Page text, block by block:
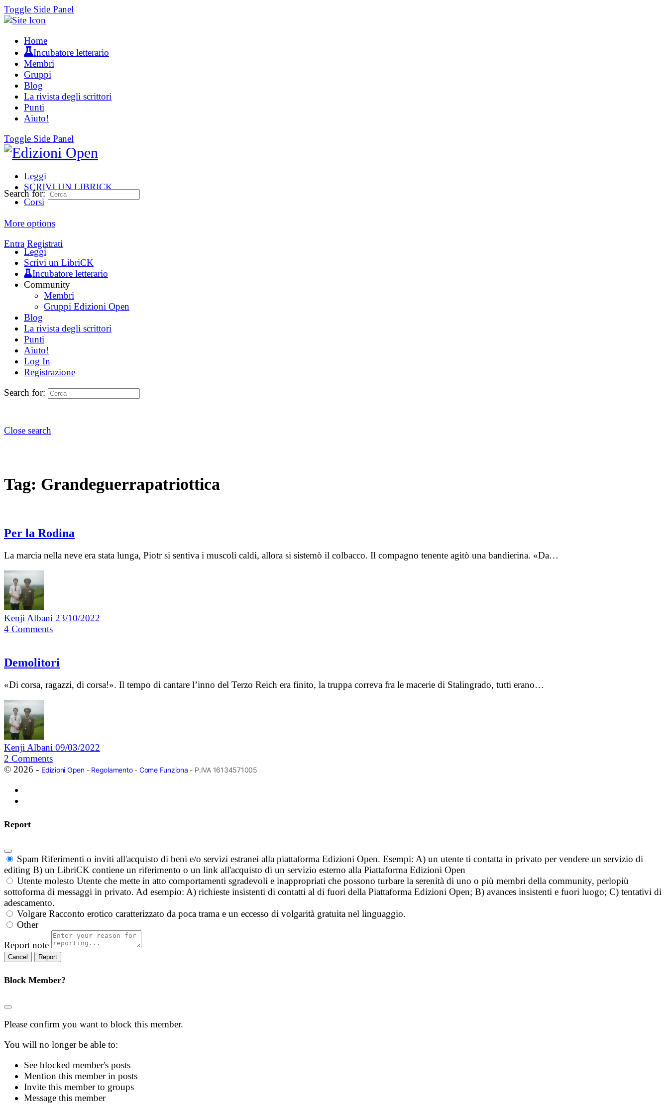
Toggle Side Panel
Home
Incubatore letterario
Membri
Gruppi
Blog
La rivista degli scrittori
Punti
Aiuto!
Toggle Side Panel
Leggi
SCRIVI UN LIBRICK
Corsi
More options
Entra Registrati
Search for:
Leggi
Scrivi un LibriCK
Incubatore letterario
Community
Membri
Gruppi Edizioni Open
Blog
La rivista degli scrittori
Punti
Aiuto!
Log In
Registrazione
Search for:
Close search
Tag: Grandeguerrapatriottica
Per la Rodina
La marcia nella neve era stata lunga, Piotr si sentiva i muscoli caldi, allora si sistemò il colbacco. Il compagno tenente agitò una bandierina. «Da…
Kenji Albani 23/10/2022
4 Comments
Demolitori
«Di corsa, ragazzi, di corsa!». Il tempo di cantare l’inno del Terzo Reich era finito, la truppa correva fra le macerie di Stalingrado, tutti erano…
Kenji Albani 09/03/2022
2 Comments
© 2026 - Edizioni Open- Regolamento- Come Funziona - P.IVA 16134571005
Report
Spam Riferimenti o inviti all'acquisto di beni e/o servizi estranei alla piattaforma Edizioni Open. Esempi: A) un utente ti contatta in privato per vendere un servizio di
editing B) un LibriCK contiene un riferimento o un link all'acquisto di un servizio esterno alla Piattaforma Edizioni Open
Utente molesto Utente che mette in atto comportamenti sgradevoli e inappropriati che possono turbare la serenità di uno o più membri della community, perlopiù
sottoforma di messaggi in privato. Ad esempio: A) richieste insistenti di contatti al di fuori della Piattaforma Edizioni Open; B) avances insistenti e fuori luogo; C) tentativi di
adescamento.
Volgare Racconto erotico caratterizzato da poca trama e un eccesso di volgarità gratuita nel linguaggio.
Other
Report note
Report
Block Member?
Please confirm you want to block this member.
You will no longer be able to:
See blocked member's posts
Mention this member in posts
Invite this member to groups
Message this member